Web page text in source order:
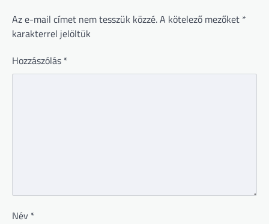
Az e-mail címet nem tesszük közzé.A kötelező mezőket *
karakterrel jelöltük
Hozzászólás *
Név *